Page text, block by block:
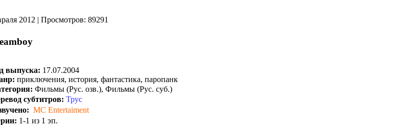
2012 | Просмотров: 89291
выпуска: 17.07.2004
приключения, история, фантастика, паропанк
Фильмы (Рус. озв.), Фильмы (Рус. суб.)
субтитров: Трус
MC Entertaiment
1-1 из 1 эп.